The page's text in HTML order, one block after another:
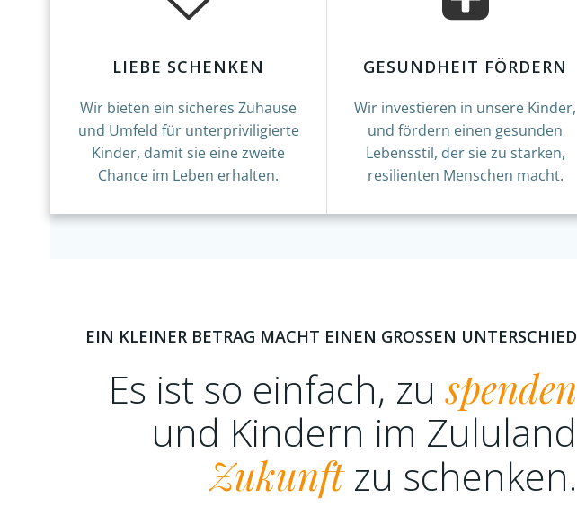
LIEBE SCHENKEN
Wir bieten ein sicheres Zuhause
und Umfeld für unterpriviligierte
Kinder, damit sie eine zweite
Chance im Leben erhalten.
GESUNDHEIT FÖRDERN
Wir investieren in unsere Kinder,
und fördern einen gesunden
Lebensstil, der sie zu starken,
resilienten Menschen macht.
EIN KLEINER BETRAG MACHT EINEN GROSSEN UNTERSCHIED
Es ist so einfach, zuspenden
und Kindern im Zululand
Zukunftzu schenken.